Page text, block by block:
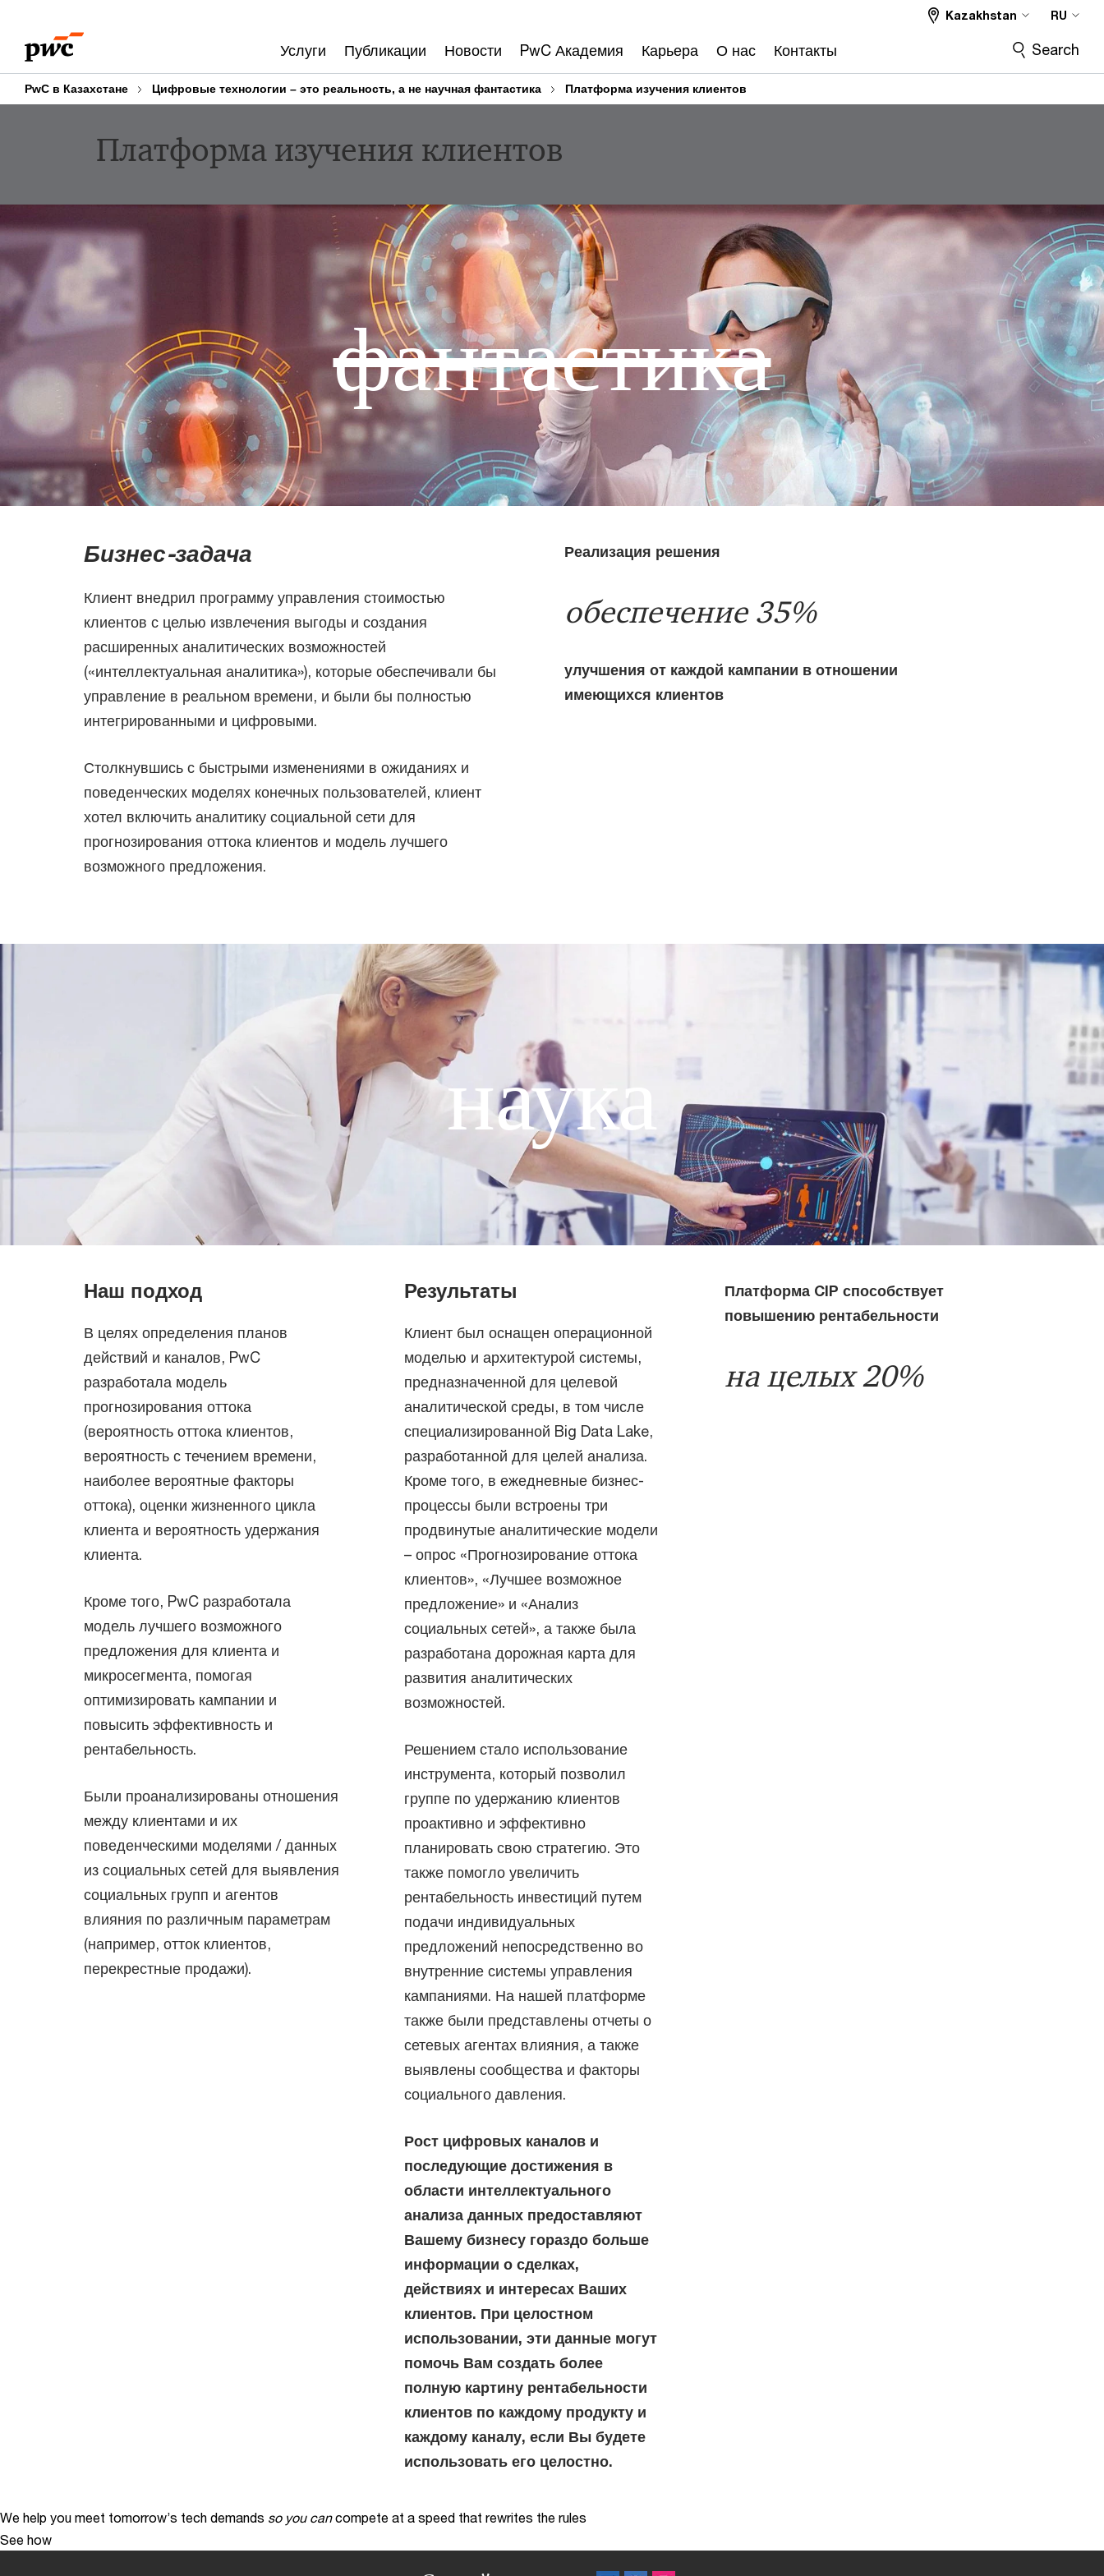
content
footer
Услуги Публикации Новости PwC Академия Карьера О нас Контакты
Kazakhstan RU
Search
PwC в Казахстане Цифровые технологии – это реальность, а не научная фантастика Платформа изучения клиентов
Платформа изучения клиентов
фантастика
Бизнес-задача
Клиент внедрил программу управления стоимостью
клиентов с целью извлечения выгоды и создания
расширенных аналитических возможностей
(«интеллектуальная аналитика»), которые обеспечивали бы
управление в реальном времени, и были бы полностью
интегрированными и цифровыми.
Столкнувшись с быстрыми изменениями в ожиданиях и
поведенческих моделях конечных пользователей, клиент
хотел включить аналитику социальной сети для
прогнозирования оттока клиентов и модель лучшего
возможного предложения.
Реализация решения
обеспечение 35%
улучшения от каждой кампании в отношении
имеющихся клиентов
наука
Наш подход
В целях определения планов
действий и каналов, PwC
разработала модель
прогнозирования оттока
(вероятность оттока клиентов,
вероятность с течением времени,
наиболее вероятные факторы
оттока), оценки жизненного цикла
клиента и вероятность удержания
клиента.
Кроме того, PwC разработала
модель лучшего возможного
предложения для клиента и
микросегмента, помогая
оптимизировать кампании и
повысить эффективность и
рентабельность.
Были проанализированы отношения
между клиентами и их
поведенческими моделями / данных
из социальных сетей для выявления
социальных групп и агентов
влияния по различным параметрам
(например, отток клиентов,
перекрестные продажи).
Результаты
Клиент был оснащен операционной
моделью и архитектурой системы,
предназначенной для целевой
аналитической среды, в том числе
специализированной Big Data Lake,
разработанной для целей анализа.
Кроме того, в ежедневные бизнес-
процессы были встроены три
продвинутые аналитические модели
– опрос «Прогнозирование оттока
клиентов», «Лучшее возможное
предложение» и «Анализ
социальных сетей», а также была
разработана дорожная карта для
развития аналитических
возможностей.
Решением стало использование
инструмента, который позволил
группе по удержанию клиентов
проактивно и эффективно
планировать свою стратегию. Это
также помогло увеличить
рентабельность инвестиций путем
подачи индивидуальных
предложений непосредственно во
внутренние системы управления
кампаниями. На нашей платформе
также были представлены отчеты о
сетевых агентах влияния, а также
выявлены сообщества и факторы
социального давления.
Рост цифровых каналов и
последующие достижения в
области интеллектуального
анализа данных предоставляют
Вашему бизнесу гораздо больше
информации о сделках,
действиях и интересах Ваших
клиентов. При целостном
использовании, эти данные могут
помочь Вам создать более
полную картину рентабельности
клиентов по каждому продукту и
каждому каналу, если Вы будете
использовать его целостно.
Платформа CIP способствует
повышению рентабельности
на целых 20%
We help you meet tomorrow’s tech demands so you can compete at a speed that rewrites the rules
See how